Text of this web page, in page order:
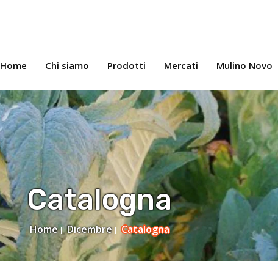
Home Chi siamo Prodotti Mercati Mulino Novo
Catalogna
Home Dicembre Catalogna